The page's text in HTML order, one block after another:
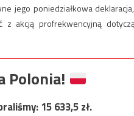
jego poniedziałkowa
akcją profrekwencyjną
Polonia!
15 633,5zł.